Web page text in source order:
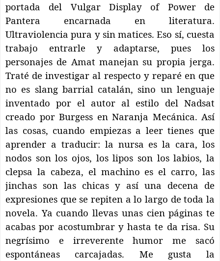
portada del Vulgar Display of Power de
Pantera encarnada en literatura.
Ultraviolencia pura y sin matices. Eso sí, cuesta
trabajo entrarle y adaptarse, pues los
personajes de Amat manejan su propia jerga.
Traté de investigar al respecto y reparé en que
no es slang barrial catalán, sino un lenguaje
inventado por el autor al estilo del Nadsat
creado por Burgess en Naranja Mecánica. Así
las cosas, cuando empiezas a leer tienes que
aprender a traducir: la nursa es la cara, los
nodos son los ojos, los lipos son los labios, la
clepsa la cabeza, el machino es el carro, las
jinchas son las chicas y así una decena de
expresiones que se repiten a lo largo de toda la
novela. Ya cuando llevas unas cien páginas te
acabas por acostumbrar y hasta te da risa. Su
negrísimo e irreverente humor me sacó
espontáneas carcajadas. Me gusta la